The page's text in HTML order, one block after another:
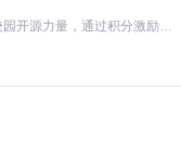
「源启盛夏」暑期校园开发者成长计划旨在激活校园开源力量，通过积分激励、认证扶持、资源倾斜等形式，引导高校组织和开发者完成「入驻 — 建项目 — 做贡献 — 获认证 — 得资源」的完整闭环。无论你是想带领社团入驻平台的组织者，还是希望用代码贡献证明自己的开发者，都能在这里找到属于你的成长路径。